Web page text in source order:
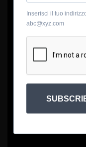
Inserisci il tuo
abc@xyz.com